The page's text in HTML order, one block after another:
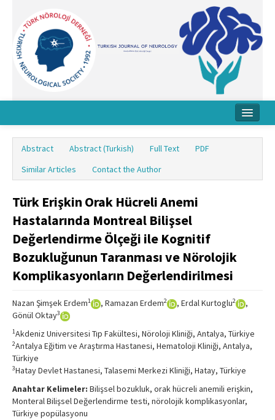
Board
Instructions
Archive
Contact Us
Abstract Abstract (Turkish) Full Text
PDF
Similar Articles
Contact the Author
Türk Erişkin Orak Hücreli Anemi
Hastalarında Montreal Bilişsel
Değerlendirme Ölçeği ile Kognitif
Bozukluğunun Taranması ve Nörolojik
Komplikasyonların Değerlendirilmesi
Nazan Şimşek Erdem1 , Ramazan Erdem2 , Erdal Kurtoglu2
,
Gönül Oktay3
1Akdeniz Universitesi Tıp Fakültesi, Nöroloji Kliniği, Antalya, Türkiye
2Antalya Eğitim ve Araştırma Hastanesi, Hematoloji Kliniği, Antalya,
Türkiye
3Hatay Devlet Hastanesi, Talasemi Merkezi Kliniği, Hatay, Türkiye
Anahtar Kelimeler: Bilişsel bozukluk, orak hücreli anemili erişkin,
Monteral Bilişsel Değerlendirme testi, nörolojik komplikasyonlar,
Türkiye popülasyonu